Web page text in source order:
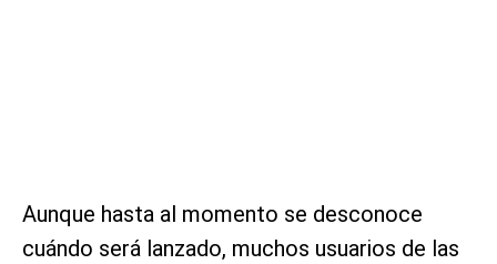
Aunque hasta al momento se desconoce
cuándo será lanzado, muchos usuarios de las